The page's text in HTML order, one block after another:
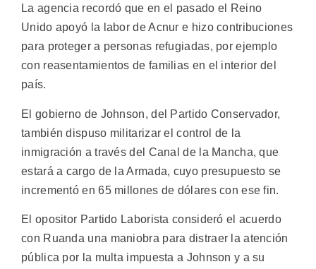
La agencia recordó que en el pasado el Reino
Unido apoyó la labor de Acnur e hizo contribuciones
para proteger a personas refugiadas, por ejemplo
con reasentamientos de familias en el interior del
país.
El gobierno de Johnson, del Partido Conservador,
también dispuso militarizar el control de la
inmigración a través del Canal de la Mancha, que
estará a cargo de la Armada, cuyo presupuesto se
incrementó en 65 millones de dólares con ese fin.
El opositor Partido Laborista consideró el acuerdo
con Ruanda una maniobra para distraer la atención
pública por la multa impuesta a Johnson y a su